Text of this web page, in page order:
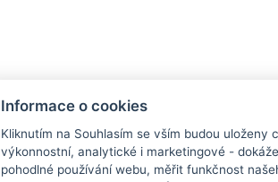
Informace o cookies
Kliknutím na Souhlasím se vším budou uloženy
výkonnostní, analytické i marketingové -
pohodlné používání webu, měřit funkčnost